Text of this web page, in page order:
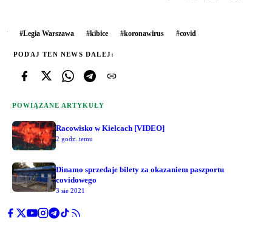
#Legia Warszawa #kibice #koronawirus #covid
PODAJ TEN NEWS DALEJ:
POWIĄZANE ARTYKUŁY
Racowisko w Kielcach [VIDEO]
2 godz. temu
Dinamo sprzedaje bilety za okazaniem paszportu
covidowego
3 sie 2021